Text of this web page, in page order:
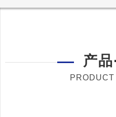
产品
PRODUCT